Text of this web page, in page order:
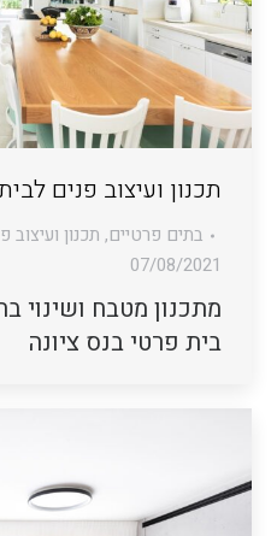
תכנון ועיצוב פנים
בתים פרטיים, תכנון ועיצוב
07/08/2021
מתכנון מטבח ושינוי
בית פרטי בנס ציונה